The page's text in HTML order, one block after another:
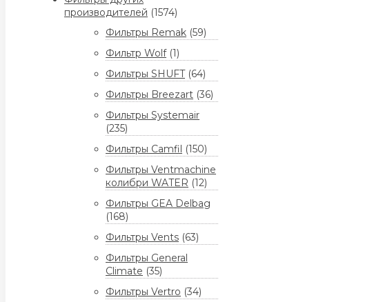
производителей (1574)
Фильтры Remak (59)
Фильтр Wolf (1)
Фильтры SHUFT (64)
Фильтры Breezart (36)
Фильтры Systemair
(235)
Фильтры Camfil (150)
Фильтры Ventmachine
колибри WATER (12)
Фильтры GEA Delbag
(168)
Фильтры Vents (63)
Фильтры General
Climate (35)
Фильтры Vertro (34)